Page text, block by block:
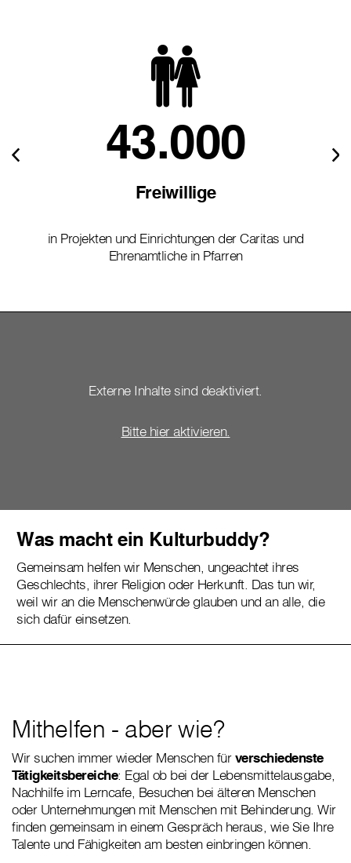
43.000
Freiwillige
in Projekten und Einrichtungen der Caritas und
Ehrenamtliche in Pfarren
Externe Inhalte sind deaktiviert.
Bitte hier aktivieren.
Was macht ein Kulturbuddy?
Gemeinsam helfen wir Menschen, ungeachtet ihres
Geschlechts, ihrer Religion oder Herkunft. Das tun wir,
weil wir an die Menschenwürde glauben und an alle, die
sich dafür einsetzen.
Mithelfen - aber wie?
Wir suchen immer wieder Menschen fürverschiedenste
Tätigkeitsbereiche: Egal ob bei der Lebensmittelausgabe,
Nachhilfe im Lerncafe, Besuchen bei älteren Menschen
oder Unternehmungen mit Menschen mit Behinderung. Wir
finden gemeinsam in einem Gespräch heraus, wie Sie Ihre
Talente und Fähigkeiten am besten einbringen können.